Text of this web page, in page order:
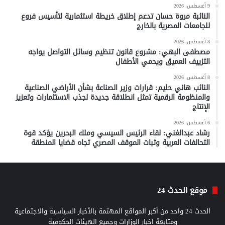
9 أغسطس، 2026
النائبة مروة حسان تدعم إطلاق خريطة استثمارية لتأسيس فروع
للجامعات المصرية بالخارج
8 أغسطس، 2026
مصطفى البهي: مشروع قانون تنظيم وسائل التواصل يواجه
التزييف العميق ويحمي الأطفال
8 أغسطس، 2026
النائب هاني حليم: قرارات وزير الصناعة بشأن الأراضي الصناعية
والمنظومة الرقمية تمثل انطلاقة جديدة لجذب الاستثمارات وتعزيز
الإنتاج
6 أغسطس، 2026
رشاد عبدالغني: لقاء الرئيس السيسي وملك البحرين يؤكد قوة
التحالفات العربية وثبات الموقف المصري تجاه قضايا المنطقة
موقع الحدث 24
الحدث 24 واحد من أكبر المواقع المهتمة بالأخبار السياسية والاجتماعية
ومتابعة اخبار الوزارات وجميع الهيئات الحكومية